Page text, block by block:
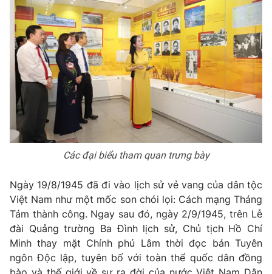
Photo Infographic
Video Shorts video
VTV Money VTV Thể thao
VTV Sức khoẻ Bất động sản
Thị trường 24h Tấm lòng Việt
VTV4 Vươn mình bằng AI
VTV9 VTV8
Liên hệ tòa soạn English
Các đại biểu tham quan trưng bày
Ngày 19/8/1945 đã đi vào lịch sử vẻ vang của dân tộc
Việt Nam như một mốc son chói lọi: Cách mạng Tháng
Tám thành công. Ngay sau đó, ngày 2/9/1945, trên Lễ
đài Quảng trường Ba Đình lịch sử, Chủ tịch Hồ Chí
Minh thay mặt Chính phủ Lâm thời đọc bản Tuyên
ngôn Độc lập, tuyên bố với toàn thể quốc dân đồng